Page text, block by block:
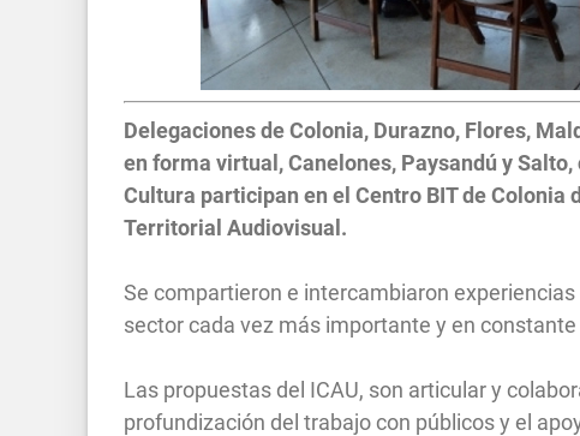
Delegaciones de Colonia, Durazno, Flores,
en forma virtual, Canelones, Paysandú y
Cultura participan en el Centro BIT de
Territorial Audiovisual.
Se compartieron e intercambiaron
sector cada vez más importante y en
Las propuestas del ICAU, son articular y
profundización del trabajo con públicos y el